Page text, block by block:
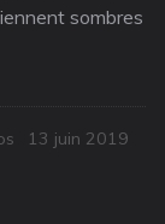
sombres
Posted
13 juin 2019